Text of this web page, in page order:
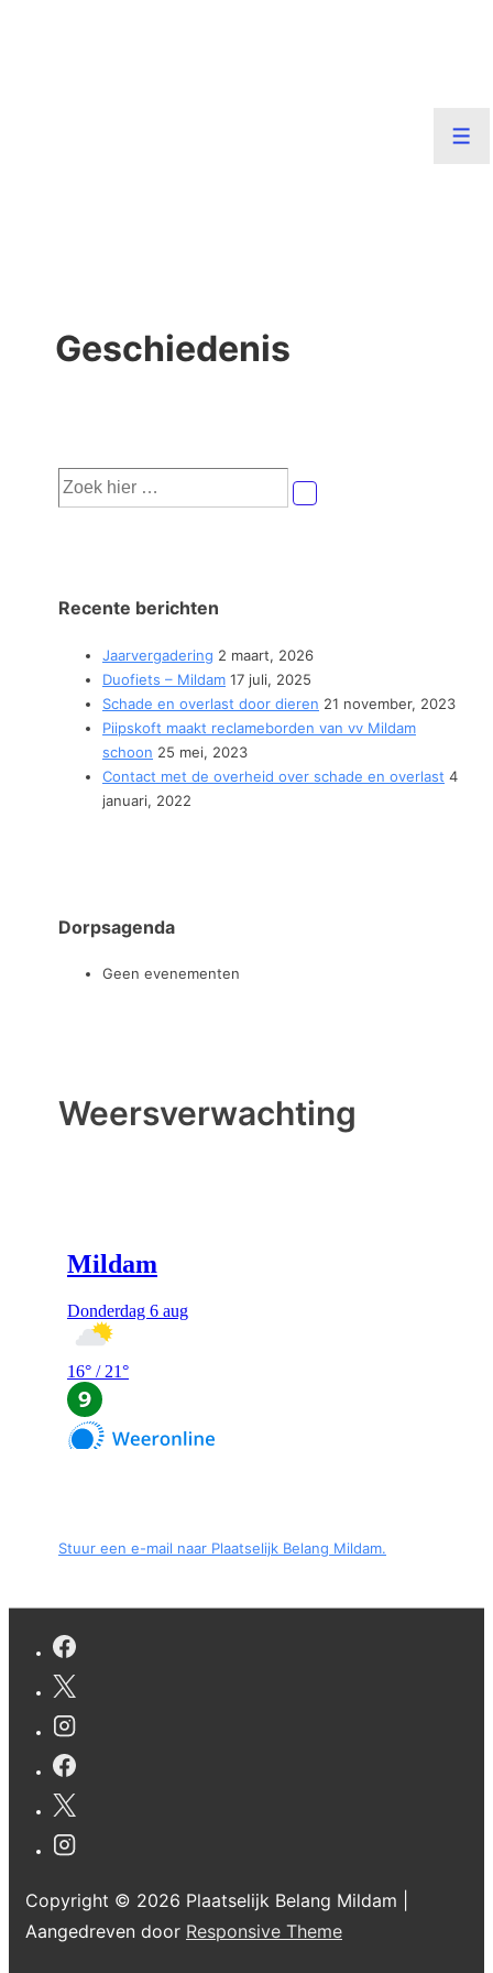
Geschiedenis
Zoek
naar:
Recente berichten
Jaarvergadering 2 maart, 2026
Duofiets – Mildam 17 juli, 2025
Schade en overlast door dieren 21 november, 2023
Piipskoft maakt reclameborden van vv Mildam
schoon 25 mei, 2023
Contact met de overheid over schade en overlast 4
januari, 2022
Dorpsagenda
Geen evenementen
Weersverwachting
Stuur een e-mail naar Plaatselijk Belang Mildam.
Copyright © 2026 Plaatselijk Belang Mildam
Aangedreven door Responsive Theme